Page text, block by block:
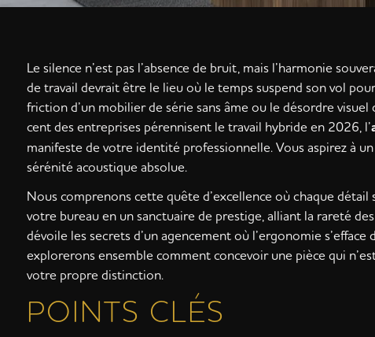
Le silence n’est pas l’absence de bruit, mais l’harmonie
de travail devrait être le lieu où le temps suspend son vol
friction d’un mobilier de série sans âme ou le désordre
cent des entreprises pérennisent le travail hybride en 2026, l’
manifeste de votre identité professionnelle. Vous aspirez à
sérénité acoustique absolue.
Nous comprenons cette quête d’excellence où chaque
votre bureau en un sanctuaire de prestige, alliant la rareté
dévoile les secrets d’un agencement où l’ergonomie
explorerons ensemble comment concevoir une pièce qui
votre propre distinction.
POINTS CLÉS